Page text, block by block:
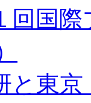
回国
と東